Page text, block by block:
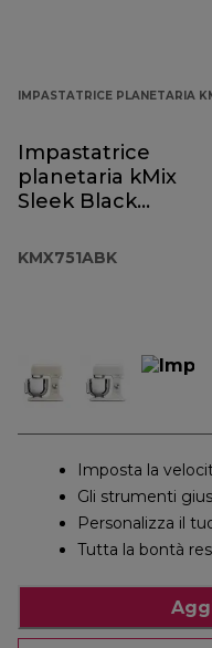
IMPASTATRICE PLANETARIA
Impastatrice
planetaria kMix
Sleek Black
KMX751ABK
Imposta la
Gli strumenti
Personalizza il
Tutta la bontà